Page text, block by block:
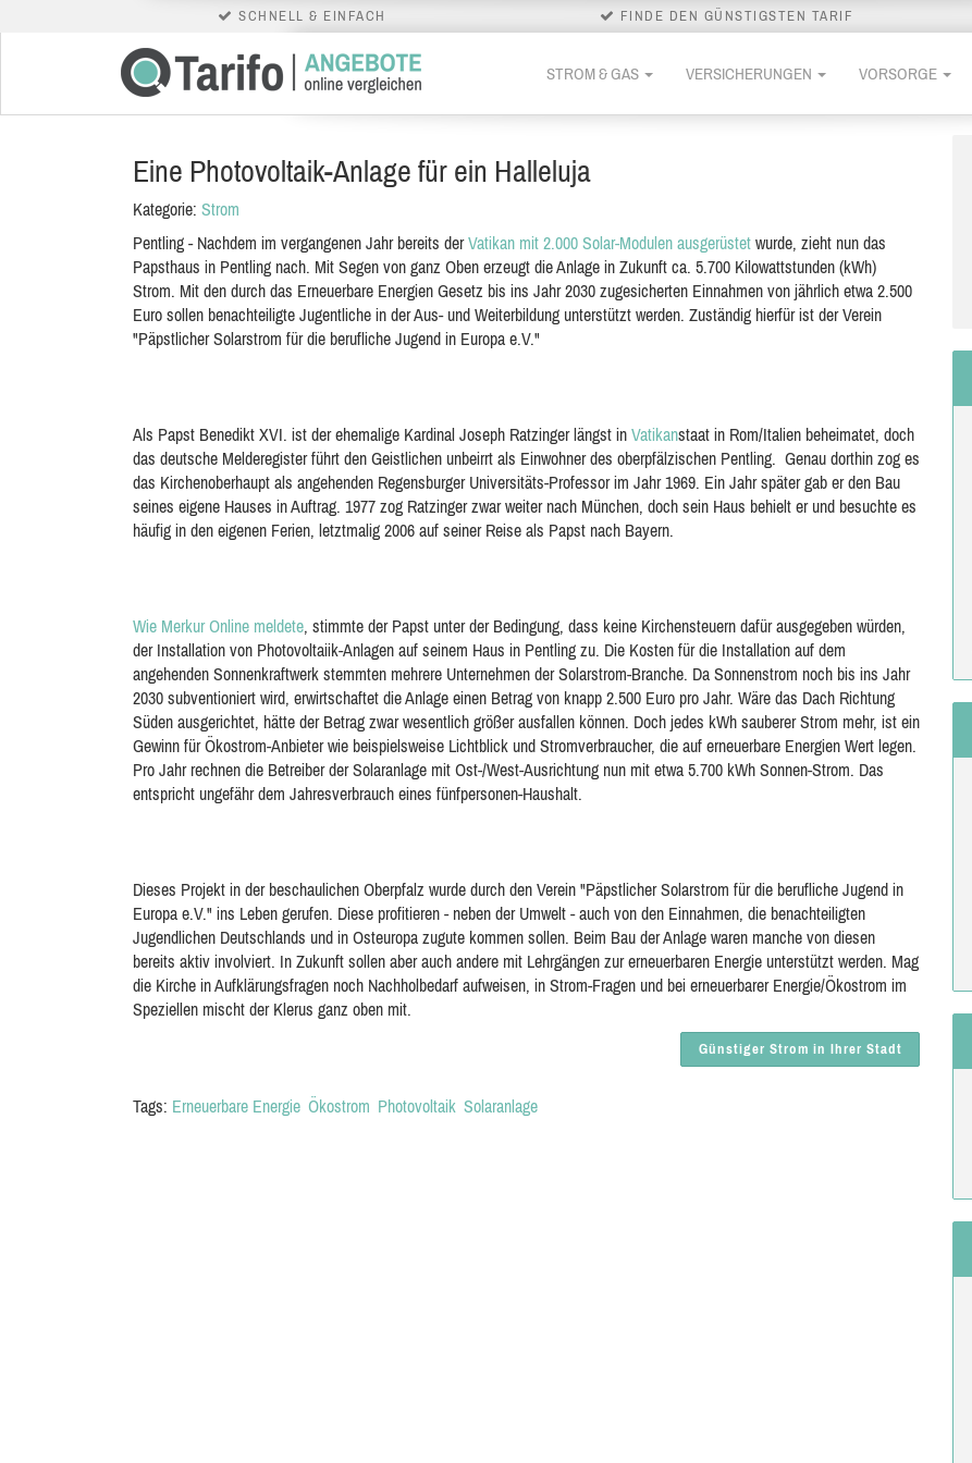
SCHNELL & EINFACH FINDE DEN GÜNSTIGSTEN TARIF
STROM & GAS VERSICHERUNGEN VORSORGE
Eine Photovoltaik-Anlage für ein Halleluja
Kategorie: Strom
Pentling - Nachdem im vergangenen Jahr bereits derVatikan mit 2.000 Solar-Modulen ausgerüstet wurde, zieht nun das
Papsthaus in Pentling nach. Mit Segen von ganz Oben erzeugt die Anlage in Zukunft ca. 5.700 Kilowattstunden (kWh)
Strom. Mit den durch das Erneuerbare Energien Gesetz bis ins Jahr 2030 zugesicherten Einnahmen von jährlich etwa 2.500
Euro sollen benachteiligte Jugentliche in der Aus- und Weiterbildung unterstützt werden. Zuständig hierfür ist der Verein
"Päpstlicher Solarstrom für die berufliche Jugend in Europa e.V."
Als Papst Benedikt XVI. ist der ehemalige Kardinal Joseph Ratzinger längst in Vatikanstaat in Rom/Italien beheimatet, doch
das deutsche Melderegister führt den Geistlichen unbeirrt als Einwohner des oberpfälzischen Pentling. Genau dorthin zog es
das Kirchenoberhaupt als angehenden Regensburger Universitäts-Professor im Jahr 1969. Ein Jahr später gab er den Bau
seines eigene Hauses in Auftrag. 1977 zog Ratzinger zwar weiter nach München, doch sein Haus behielt er und besuchte es
häufig in den eigenen Ferien, letztmalig 2006 auf seiner Reise als Papst nach Bayern.
Wie Merkur Online meldete, stimmte der Papst unter der Bedingung, dass keine Kirchensteuern dafür ausgegeben würden,
der Installation von Photovoltaiik-Anlagen auf seinem Haus in Pentling zu. Die Kosten für die Installation auf dem
angehenden Sonnenkraftwerk stemmten mehrere Unternehmen der Solarstrom-Branche. Da Sonnenstrom noch bis ins Jahr
2030 subventioniert wird, erwirtschaftet die Anlage einen Betrag von knapp 2.500 Euro pro Jahr. Wäre das Dach Richtung
Süden ausgerichtet, hätte der Betrag zwar wesentlich größer ausfallen können. Doch jedes kWh sauberer Strom mehr, ist ein
Gewinn für Ökostrom-Anbieter wie beispielsweise Lichtblick und Stromverbraucher, die auf erneuerbare Energien Wert legen.
Pro Jahr rechnen die Betreiber der Solaranlage mit Ost-/West-Ausrichtung nun mit etwa 5.700 kWh Sonnen-Strom. Das
entspricht ungefähr dem Jahresverbrauch eines fünfpersonen-Haushalt.
Dieses Projekt in der beschaulichen Oberpfalz wurde durch den Verein "Päpstlicher Solarstrom für die berufliche Jugend in
Europa e.V." ins Leben gerufen. Diese profitieren - neben der Umwelt - auch von den Einnahmen, die benachteiligten
Jugendlichen Deutschlands und in Osteuropa zugute kommen sollen. Beim Bau der Anlage waren manche von diesen
bereits aktiv involviert. In Zukunft sollen aber auch andere mit Lehrgängen zur erneuerbaren Energie unterstützt werden. Mag
die Kirche in Aufklärungsfragen noch Nachholbedarf aufweisen, in Strom-Fragen und bei erneuerbarer Energie/Ökostrom im
Speziellen mischt der Klerus ganz oben mit.
Günstiger Strom in Ihrer Stadt
Tags: Erneuerbare Energie Ökostrom Photovoltaik Solaranlage